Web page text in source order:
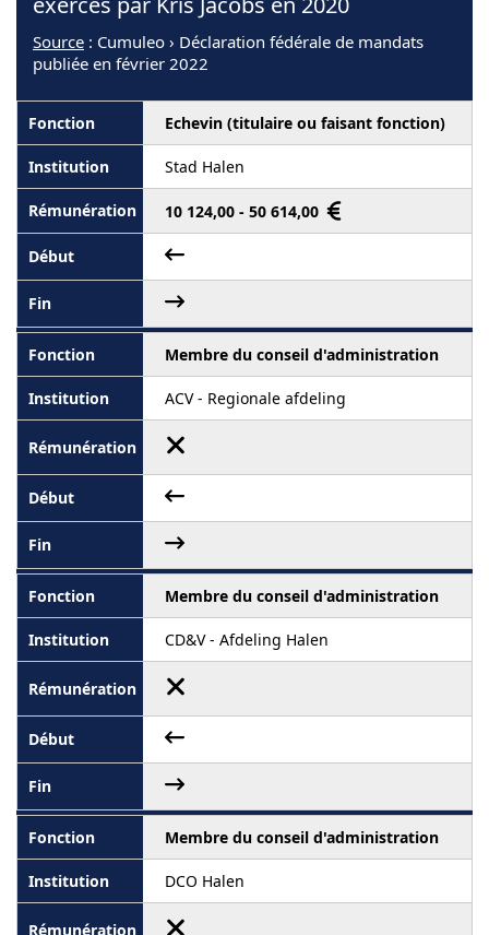
Source : Cumuleo › Déclaration fédérale de mandats
publiée en février 2022
Echevin (titulaire ou faisant fonction)
Stad Halen
10 124,00 - 50 614,00
Membre du conseil d'administration
ACV - Regionale afdeling
Membre du conseil d'administration
CD&V - Afdeling Halen
Membre du conseil d'administration
DCO Halen